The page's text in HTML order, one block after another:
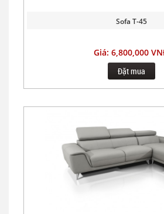
Sofa T-45
Giá: 6,800,000
Đặt mua